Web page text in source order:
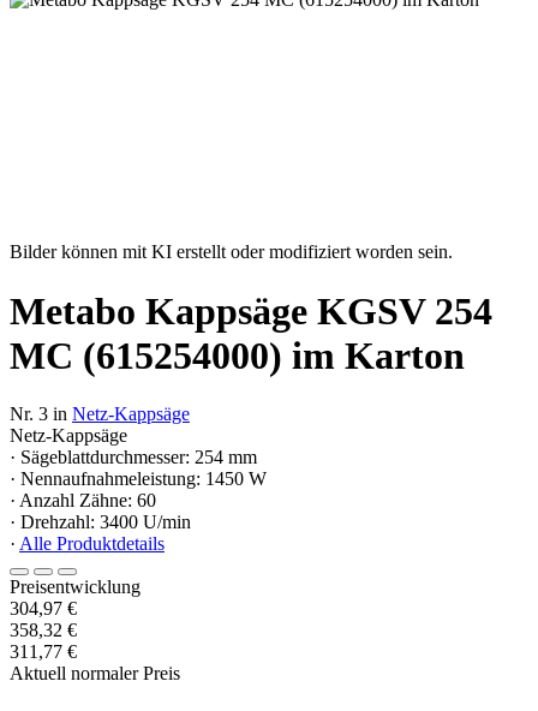
Bilder können mit KI erstellt oder modifiziert worden sein.
Metabo Kappsäge KGSV 254
MC (615254000) im Karton
Nr. 3 in Netz-Kappsäge
Netz-Kappsäge
· Sägeblattdurchmesser: 254 mm
· Nennaufnahmeleistung: 1450 W
· Anzahl Zähne: 60
· Drehzahl: 3400 U/min
· Alle Produktdetails
Preisentwicklung
304,97 €
358,32 €
311,77 €
Aktuell normaler Preis